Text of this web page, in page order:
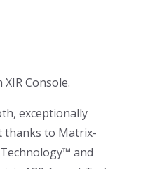
Console.
exceptionally
thanks to Matrix-
and